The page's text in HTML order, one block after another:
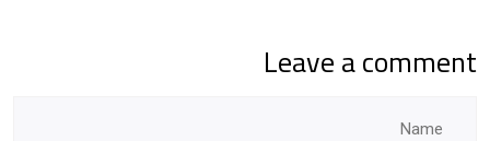
Leave a comment